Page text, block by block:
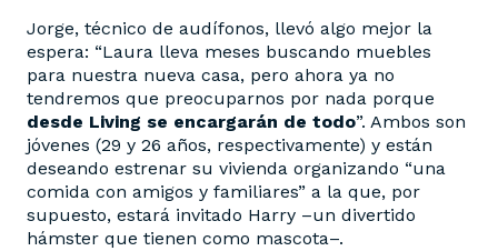
Jorge, técnico de audífonos, llevó algo mejor la
espera: “Laura lleva meses buscando muebles
para nuestra nueva casa, pero ahora ya no
tendremos que preocuparnos por nada porque
desde Living se encargarán de todo”. Ambos son
jóvenes (29 y 26 años, respectivamente) y están
deseando estrenar su vivienda organizando “una
comida con amigos y familiares” a la que, por
supuesto, estará invitado Harry –un divertido
hámster que tienen como mascota–.